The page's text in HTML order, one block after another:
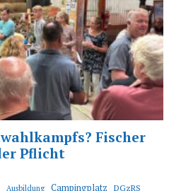
Ausbildung Campingplatz DGzRS